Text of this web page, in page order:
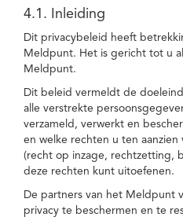
4.1. Inleiding
Dit privacybeleid heeft
Meldpunt. Het is gericht tot u
Meldpunt.
Dit beleid vermeldt de
alle verstrekte
verzameld, verwerkt en
en welke rechten u ten
(recht op inzage, rechtzetting,
deze rechten kunt uitoefenen.
De partners van het Meldpunt
privacy te beschermen en te